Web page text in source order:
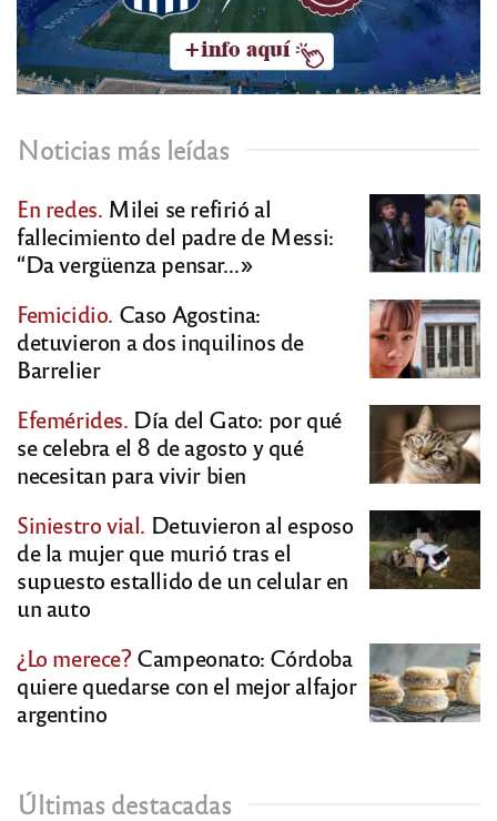
Noticias más leídas
En redes. Milei se refirió al
fallecimiento del padre de Messi:
“Da vergüenza pensar…»
Femicidio. Caso Agostina:
detuvieron a dos inquilinos de
Barrelier
Efemérides. Día del Gato: por qué
se celebra el 8 de agosto y qué
necesitan para vivir bien
Siniestro vial. Detuvieron al esposo
de la mujer que murió tras el
supuesto estallido de un celular en
un auto
¿Lo merece?Campeonato: Córdoba
quiere quedarse con el mejor alfajor
argentino
Últimas destacadas